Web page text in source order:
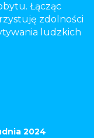
Łącząc
zdolności
ludzkich
2024